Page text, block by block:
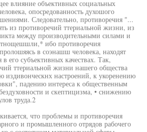
влияние объективных социальных
опосредованность духошого
Следовательно, противоречия "...
из противоречий ттериальной жизни, из
между производительными силами и
ибо противоречия
в соэнашш человека, находят
его субъективных качествах. Так,
ттериальной жизни нашего общества
издивонческнх настроений, к укоренению
падению интереса к общественным
и скептицизма, • снижению
труда.2
что проблемы и противоречия
и промышленного отрядов рабочего